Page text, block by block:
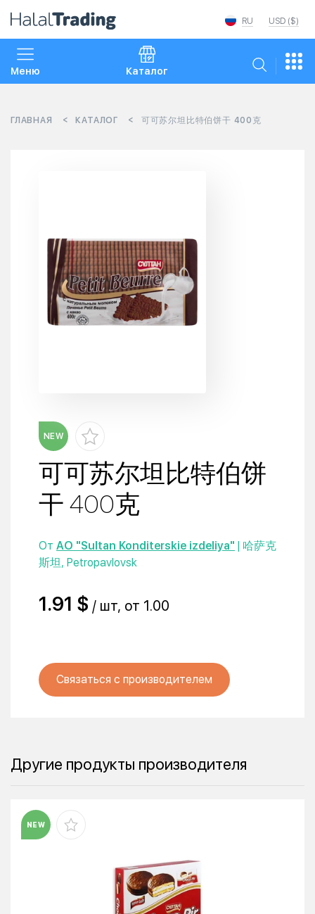
USD ($)
RU
Меню Каталог
ГЛАВНАЯ КАТАЛОГ 可可苏尔坦比特伯饼干 400克
NEW
可可苏尔坦比特伯饼
干 400克
От AO "Sultan Konditerskie izdeliya" | 哈萨克
斯坦, Petropavlovsk
1.91 $ / шт, от 1.00
Связаться с производителем
Другие продукты производителя
NEW